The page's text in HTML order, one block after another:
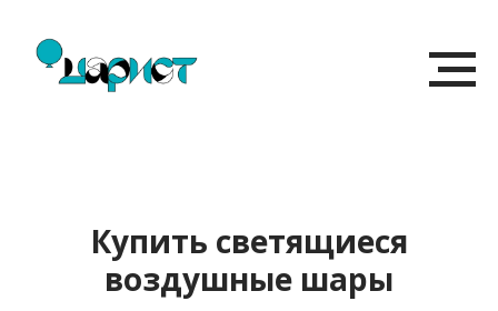
Купить светящиеся
воздушные шары